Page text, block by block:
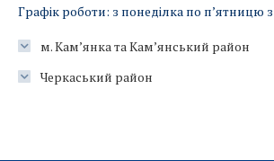
Графік роботи: з понеділка по п’ятницю з
м. Кам’янка та Кам’янський район
Черкаський район